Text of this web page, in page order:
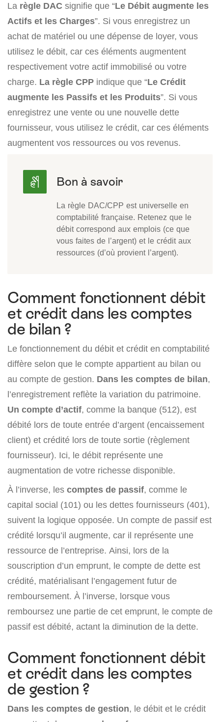
La règle DAC signifie que “Le Débit augmente les
Actifs et les Charges”. Si vous enregistrez un
achat de matériel ou une dépense de loyer, vous
utilisez le débit, car ces éléments augmentent
respectivement votre actif immobilisé ou votre
charge. La règle CPP indique que “Le Crédit
augmente les Passifs et les Produits”. Si vous
enregistrez une vente ou une nouvelle dette
fournisseur, vous utilisez le crédit, car ces éléments
augmentent vos ressources ou vos revenus.
La règle DAC/CPP est universelle en
comptabilité française. Retenez que le
débit correspond aux emplois (ce que
vous faites de l’argent) et le crédit aux
ressources (d’où provient l’argent).
Comment fonctionnent débit
et crédit dans les comptes
de bilan ?
Le fonctionnement du débit et crédit en comptabilité
diffère selon que le compte appartient au bilan ou
au compte de gestion. Dans les comptes de bilan,
l’enregistrement reflète la variation du patrimoine.
Un compte d’actif, comme la banque (512), est
débité lors de toute entrée d’argent (encaissement
client) et crédité lors de toute sortie (règlement
fournisseur). Ici, le débit représente une
augmentation de votre richesse disponible.
À l’inverse, les comptes de passif, comme le
capital social (101) ou les dettes fournisseurs (401),
suivent la logique opposée. Un compte de passif est
crédité lorsqu’il augmente, car il représente une
ressource de l’entreprise. Ainsi, lors de la
souscription d’un emprunt, le compte de dette est
crédité, matérialisant l’engagement futur de
remboursement. À l’inverse, lorsque vous
remboursez une partie de cet emprunt, le compte de
passif est débité, actant la diminution de la dette.
Comment fonctionnent débit
et crédit dans les comptes
de gestion ?
Dans les comptes de gestion, le débit et le crédit